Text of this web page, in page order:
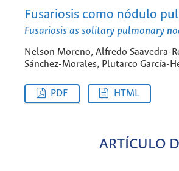
Fusariosis como nódulo
Fusariosis as solitary pulmonary
Nelson Moreno, Alfredo Saavedra-
Sánchez-Morales, Plutarco García-
PDF HTML
ARTÍCULO